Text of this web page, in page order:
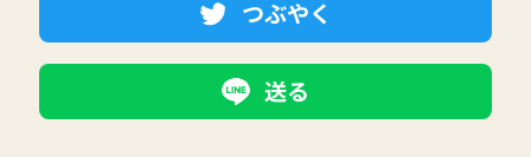
つぶやく
送る